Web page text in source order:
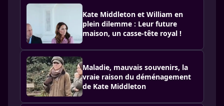
Kate Middleton et William en
plein dilemme : Leur future
maison, un casse-tête royal !
Maladie, mauvais souvenirs, la
vraie raison du déménagement
de Kate Middleton